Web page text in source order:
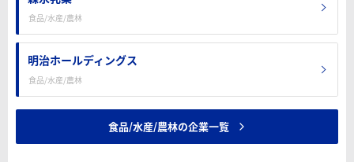
食品/水産/農林
明治ホールディングス
食品/水産/農林
食品/水産/農林の企業一覧